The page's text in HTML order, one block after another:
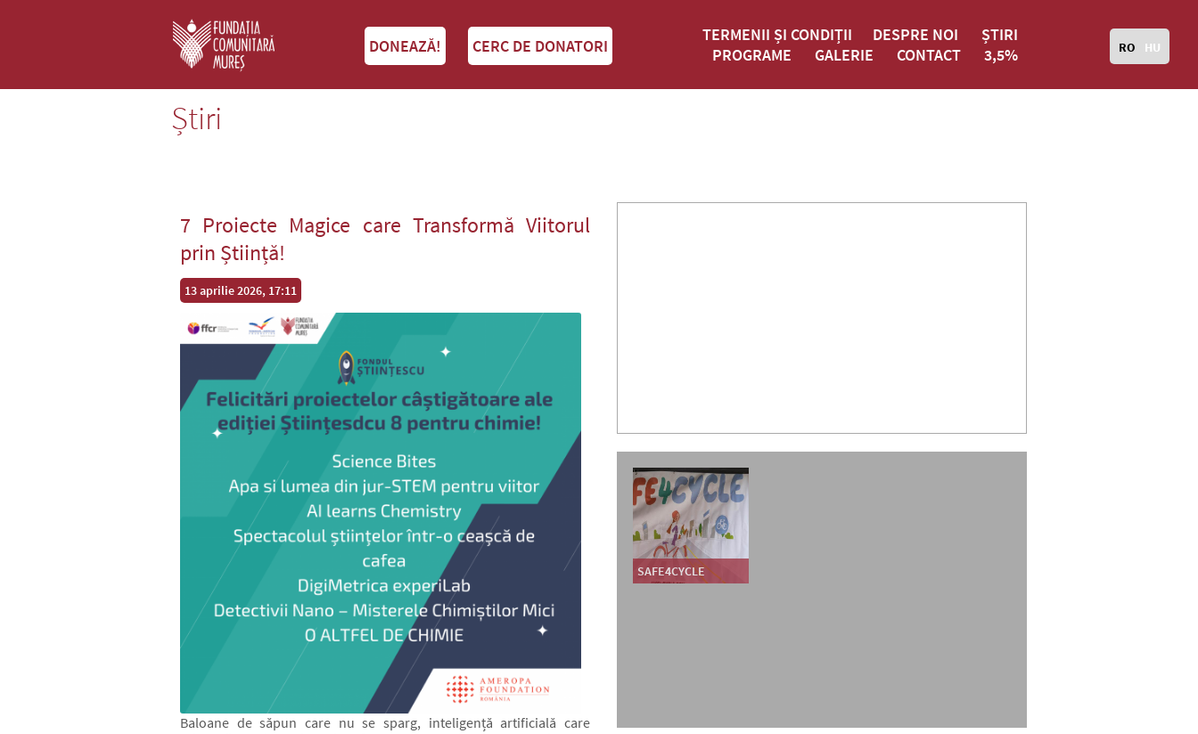
RO HU
DONEAZĂ! CERC DE DONATORI
TERMENII ȘI CONDIȚII DESPRE NOI
ȘTIRI
PROGRAME
GALERIE CONTACT 3,5%
Știri
7 Proiecte Magice care Transformă Viitorul
prin Știință!
13 aprilie 2026, 17:11
Baloane de săpun care nu se sparg, inteligență artificială care
SAFE4CYCLE